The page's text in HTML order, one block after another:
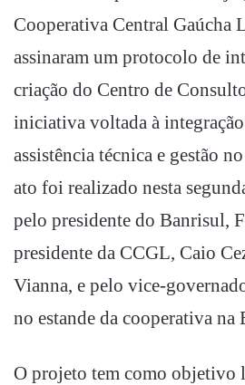
Cooperativa Central Gaúcha
assinaram um protocolo de
criação do Centro de
iniciativa voltada à
assistência técnica e gestão
ato foi realizado nesta
pelo presidente do Banrisul,
presidente da CCGL, Caio
Vianna, e pelo vice-
no estande da cooperativa na
O projeto tem como objetivo